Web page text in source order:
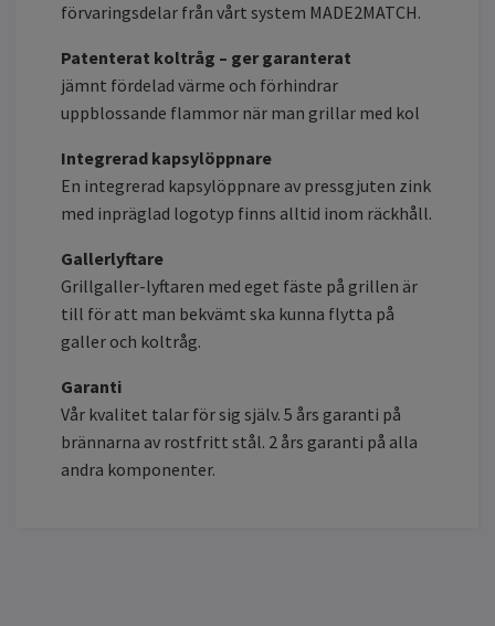
förvaringsdelar från vårt system MADE2MATCH.
Patenterat koltråg – ger garanterat
jämnt fördelad värme och förhindrar
uppblossande flammor när man grillar med kol
Integrerad kapsylöppnare
En integrerad kapsylöppnare av pressgjuten zink
med inpräglad logotyp finns alltid inom räckhåll.
Gallerlyftare
Grillgaller-lyftaren med eget fäste på grillen är
till för att man bekvämt ska kunna flytta på
galler och koltråg.
Garanti
Vår kvalitet talar för sig själv. 5 års garanti på
brännarna av rostfritt stål. 2 års garanti på alla
andra komponenter.